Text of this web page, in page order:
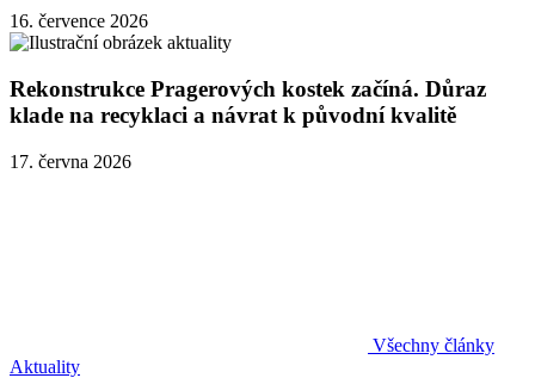
16. července 2026
Rekonstrukce Pragerových kostek začíná. Důraz
klade na recyklaci a návrat k původní kvalitě
17. června 2026
Všechny články
Aktuality